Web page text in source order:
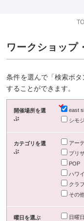
ワークショップ
条件を選んで「検索ボ
することができます。
開催場所を選
ぶ
east
シモ
カテゴリを選
ぶ
アー
プリ
POP
ハワ
クラ
その
曜日を選ぶ 日曜日